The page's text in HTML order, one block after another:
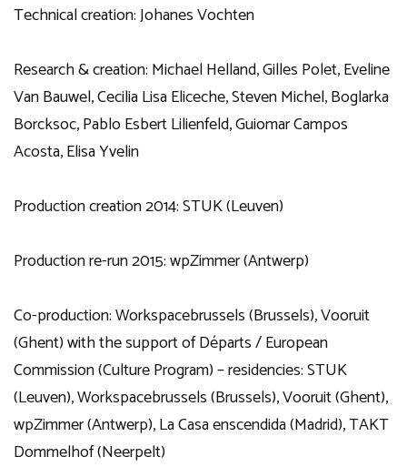
Technical creation: Johanes Vochten
Research & creation: Michael Helland, Gilles Polet, Eveline
Van Bauwel, Cecilia Lisa Eliceche, Steven Michel, Boglarka
Borcksoc, Pablo Esbert Lilienfeld, Guiomar Campos
Acosta, Elisa Yvelin
Production creation 2014: STUK (Leuven)
Production re-run 2015: wpZimmer (Antwerp)
Co-production: Workspacebrussels (Brussels), Vooruit
(Ghent) with the support of Départs / European
Commission (Culture Program) – residencies: STUK
(Leuven), Workspacebrussels (Brussels), Vooruit (Ghent),
wpZimmer (Antwerp), La Casa enscendida (Madrid), TAKT
Dommelhof (Neerpelt)